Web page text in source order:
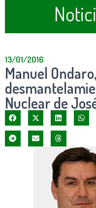
13/01/2016
Manuel
Nuclear de